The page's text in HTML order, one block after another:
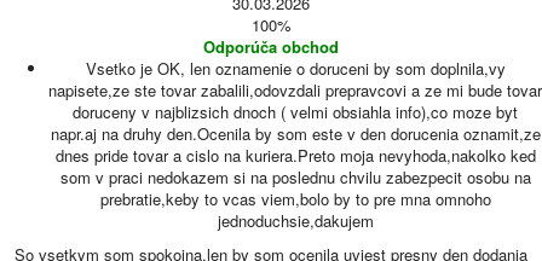
100%
Odporúča obchod
Vsetko je OK, len oznamenie o doruceni by som doplnila,vy
napisete,ze ste tovar zabalili,odovzdali prepravcovi a ze mi bude tovar
doruceny v najblizsich dnoch ( velmi obsiahla info),co moze byt
napr.aj na druhy den.Ocenila by som este v den dorucenia oznamit,ze
dnes pride tovar a cislo na kuriera.Preto moja nevyhoda,nakolko ked
som v praci nedokazem si na poslednu chvilu zabezpecit osobu na
prebratie,keby to vcas viem,bolo by to pre mna omnoho
jednoduchsie,dakujem
So vsetkym som spokojna,len by som ocenila uviest presny den dodania